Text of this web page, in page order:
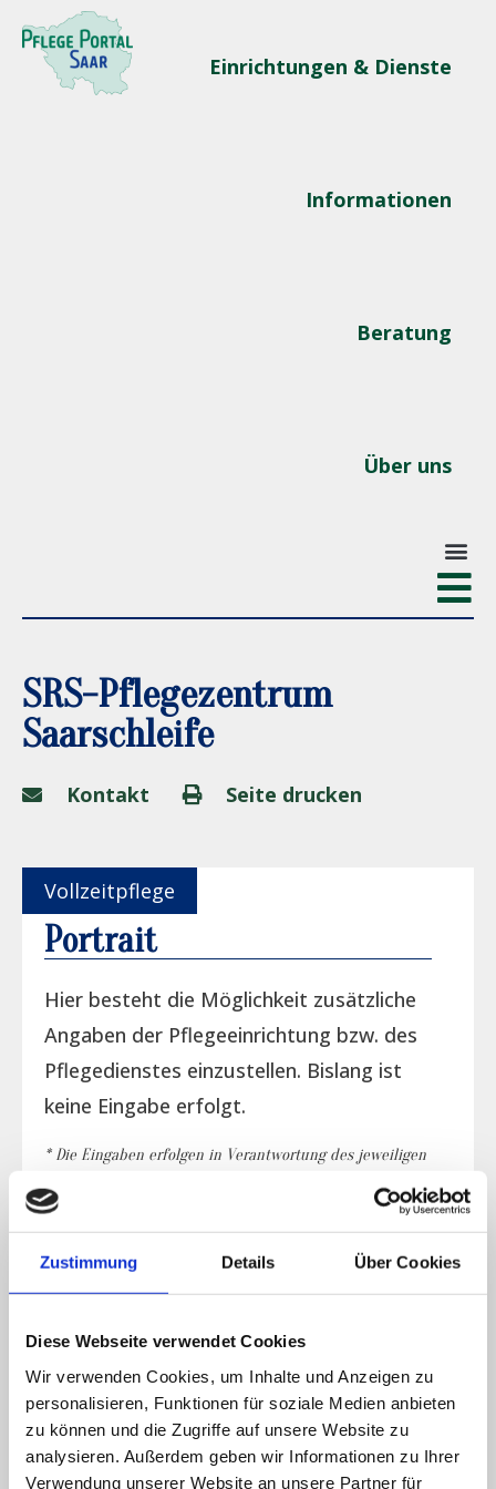
Zustimmung Details Über Cookies
Diese Webseite verwendet Cookies
Wir verwenden Cookies, um Inhalte und Anzeigen zu
personalisieren, Funktionen für soziale Medien anbieten
zu können und die Zugriffe auf unsere Website zu
analysieren. Außerdem geben wir Informationen zu Ihrer
Verwendung unserer Website an unsere Partner für
Einrichtungen & Dienste
Informationen
Beratung
Über uns
SRS-Pflegezentrum
Saarschleife
Kontakt Seite drucken
Vollzeitpflege
Portrait
Hier besteht die Möglichkeit zusätzliche
Angaben der Pflegeeinrichtung bzw. des
Pflegedienstes einzustellen. Bislang ist
keine Eingabe erfolgt.
* Die Eingaben erfolgen in Verantwortung des jeweiligen
Trägers der Einrichtung bzw. des Dienstes. Der Betreiber
Haftung.
Belegungsplan
Verfügbarkeit
Es liegen keine aktuellen Daten vor.